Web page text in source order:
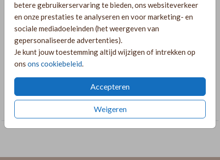
betere gebruikerservaring te bieden, ons websiteverkeer
en onze prestaties te analyseren en voor marketing- en
sociale mediadoeleinden (het weergeven van
gepersonaliseerde advertenties).
Je kunt jouw toestemming altijd wijzigen of intrekken op
ons ons cookiebeleid.
Accepteren
Weigeren
PRODUCTINFORMATIE
OMSCHRIJVING
enkelzijdig-folie-blanco-dubbel-liggend
COLLECTIE